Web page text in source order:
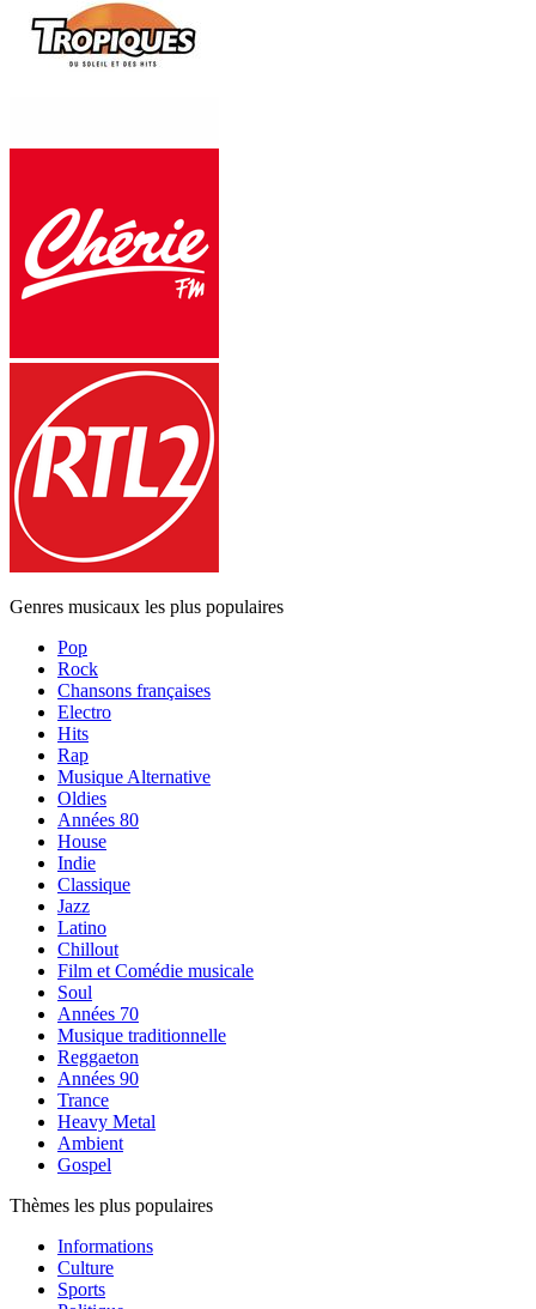
Genres musicaux les plus populaires
Pop
Rock
Chansons françaises
Electro
Hits
Rap
Musique Alternative
Oldies
Années 80
House
Indie
Classique
Jazz
Latino
Chillout
Film et Comédie musicale
Soul
Années 70
Musique traditionnelle
Reggaeton
Années 90
Trance
Heavy Metal
Ambient
Gospel
Thèmes les plus populaires
Informations
Culture
Sports